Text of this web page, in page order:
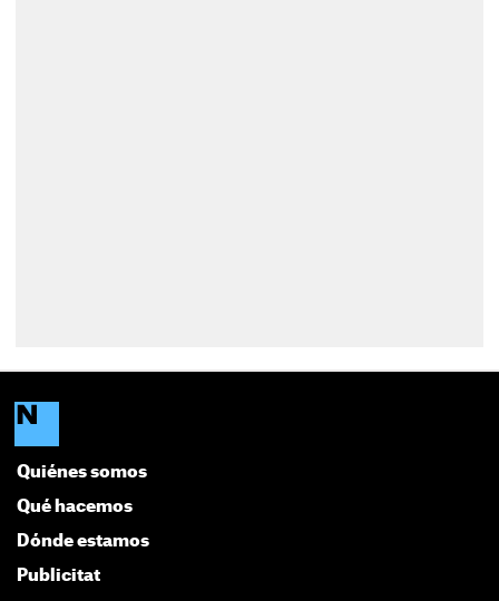
Quiénes somos
Qué hacemos
Dónde estamos
Publicitat